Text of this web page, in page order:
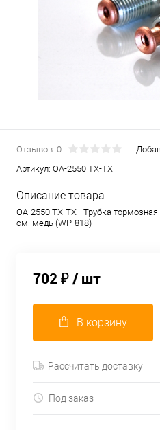
Отзывов: 0
Артикул: OA-2550 TX-TX
Описание товара:
OA-2550 TX-TX - Трубка
см. медь (WP-818)
702 ₽/ шт
В корзину
Рассчитать доставку
Под заказ